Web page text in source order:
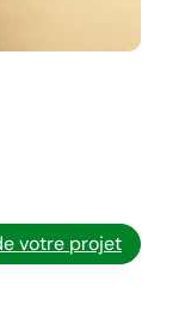
votre projet